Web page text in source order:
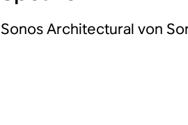
Sonos Architectural von